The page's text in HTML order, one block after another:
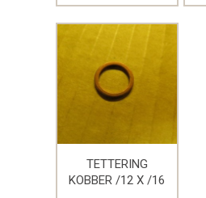
TETTERING
KOBBER /12 X /16